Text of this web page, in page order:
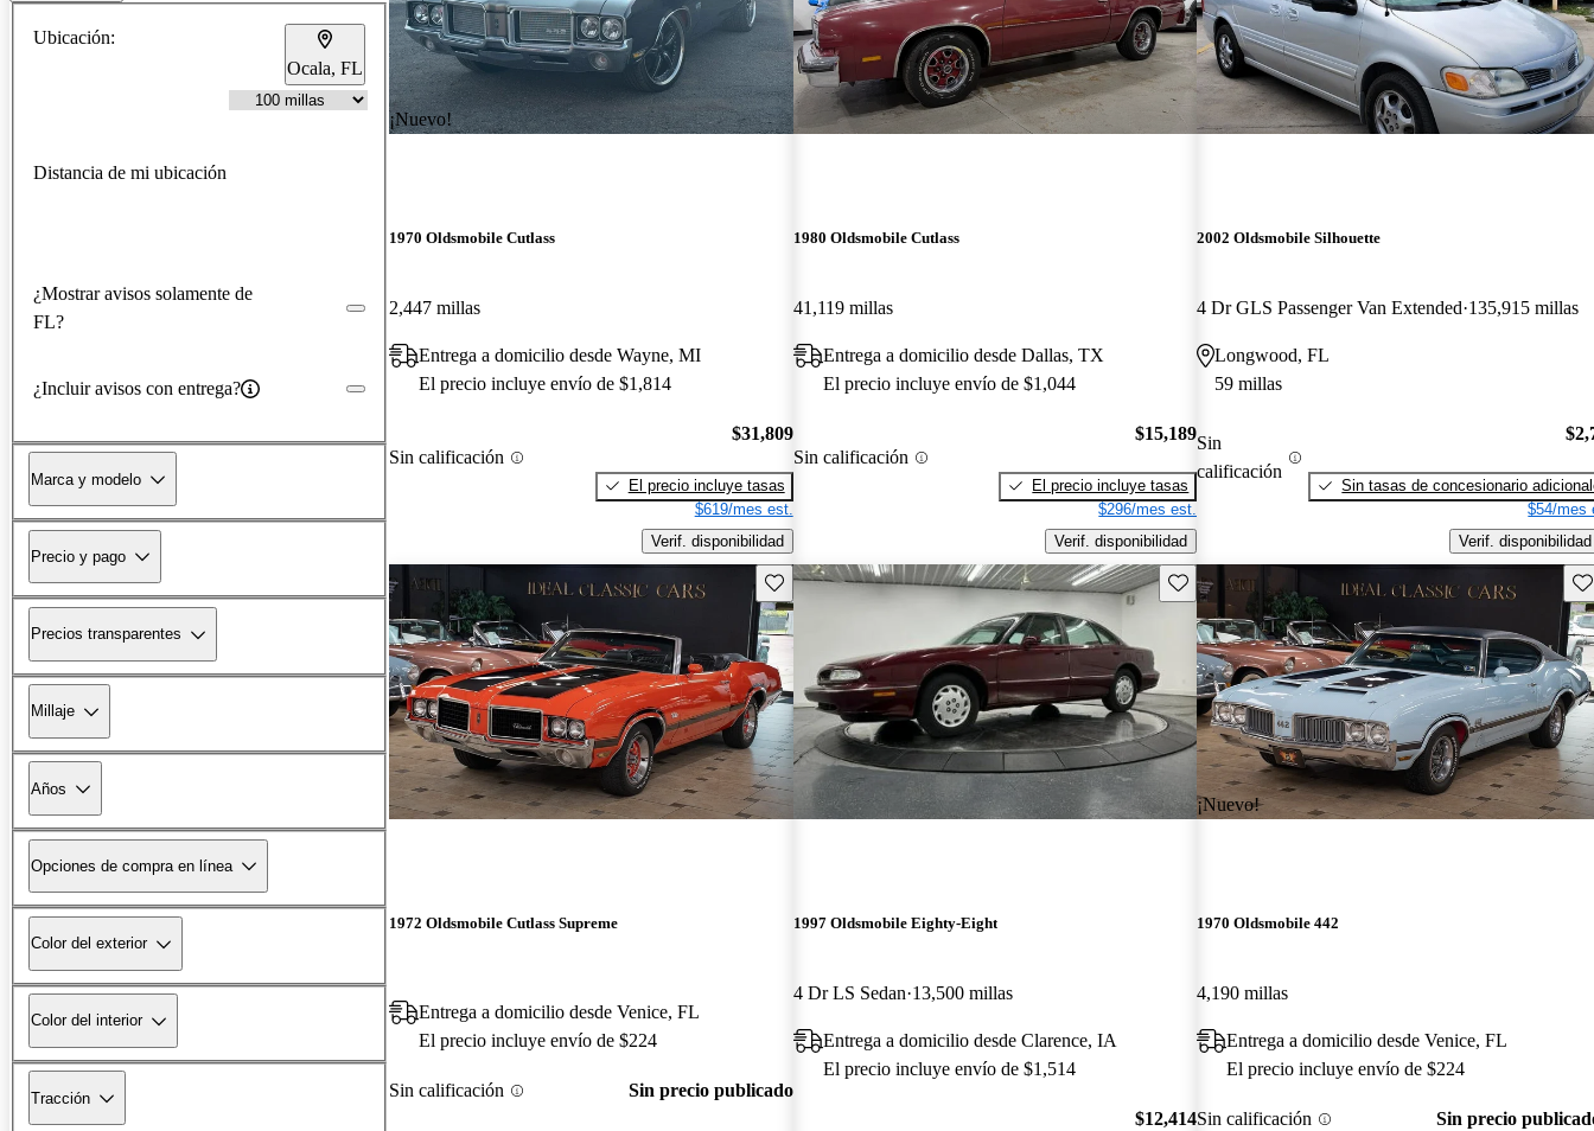
Ubicación:
Ocala, FL
Distancia de mi ubicación
¿Mostrar avisos solamente de
FL?
¿Incluir avisos con entrega?
Marca y modelo
Precio y pago
Precios transparentes
Millaje
Años
Opciones de compra en línea
Color del exterior
Color del interior
Tracción
¡Nuevo!
1970 Oldsmobile Cutlass
2,447 millas
Entrega a domicilio desde Wayne, MI
El precio incluye envío de $1,814
Sin calificación
$31,809
El precio incluye tasas
$619/mes est.
Verif. disponibilidad
1980 Oldsmobile Cutlass
41,119 millas
Entrega a domicilio desde Dallas, TX
El precio incluye envío de $1,044
Sin calificación
$15,189
El precio incluye tasas
$296/mes est.
Verif. disponibilidad
2002 Oldsmobile Silhouette
4 Dr GLS Passenger Van Extended 135,915 millas
Longwood, FL
59 millas
Sin
calificación
Sin tasas de concesionario
$54/mes
Verif. disponibilidad
Guarda este Aviso
1972 Oldsmobile Cutlass Supreme
Entrega a domicilio desde Venice, FL
El precio incluye envío de $224
Sin calificación Sin precio publicado
Guarda este Aviso
1997 Oldsmobile Eighty-Eight
4 Dr LS Sedan 13,500 millas
Entrega a domicilio desde Clarence, IA
El precio incluye envío de $1,514
$12,414
¡Nuevo!
1970 Oldsmobile 442
4,190 millas
Entrega a domicilio desde Venice, FL
El precio incluye envío de $224
Sin calificación Sin precio